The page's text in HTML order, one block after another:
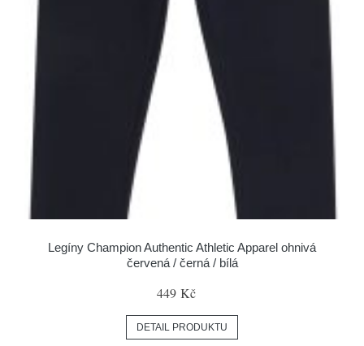
Legíny Champion Authentic Athletic Apparel ohnivá
červená / černá / bílá
449 Kč
DETAIL PRODUKTU